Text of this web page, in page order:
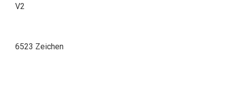
V2
6523 Zeichen